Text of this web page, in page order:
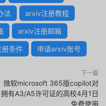
法 arxiv注册教程
arxiv注册邮箱
条件 申请arxiv账号
下一篇
微软microsoft 365版copilot对
拥有A3/A5许可证的高校4月1日
免费使用